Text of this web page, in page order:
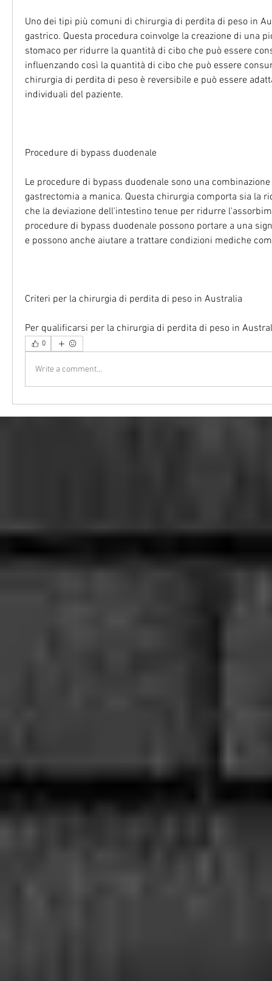
Uno dei tipi più comuni di chirurgia di perdita di peso in
gastrico. Questa procedura coinvolge la creazione di una
stomaco per ridurre la quantità di cibo che può essere
influenzando così la quantità di cibo che può essere
chirurgia di perdita di peso è reversibile e può essere
individuali del paziente.
Procedure di bypass duodenale
Le procedure di bypass duodenale sono una
gastrectomia a manica. Questa chirurgia comporta sia la
che la deviazione dell'intestino tenue per ridurre
procedure di bypass duodenale possono portare a una
e possono anche aiutare a trattare condizioni mediche
Criteri per la chirurgia di perdita di peso in Australia
Per qualificarsi per la chirurgia di perdita di peso in
0
Write a comment...